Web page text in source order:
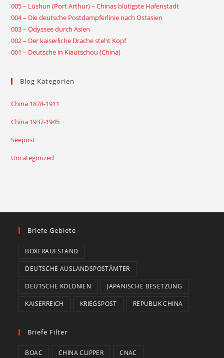
005 – Lüshun (Port Arthur) – Chinas blutigste Hafenstadt
004 – Die deutsche Postdampferlinie nach Ostasien
003 – Odyssee durch Asien
002 – Der kaiserliche Drache steht Kopf
001 – Deutsche in Kiautschou (China)
Blog Kategorien
China 1878-1911
China 1937-1945
Seepost
Uncategorized
Briefe Gebiete
BOXERAUFSTAND
DEUTSCHE AUSLANDSPOSTÄMTER
DEUTSCHE KOLONIEN JAPANISCHE BESETZUNG
KAISERREICH KRIEGSPOST REPUBLIK CHINA
Briefe Filter
BOAC CHINA CLIPPER CNAC